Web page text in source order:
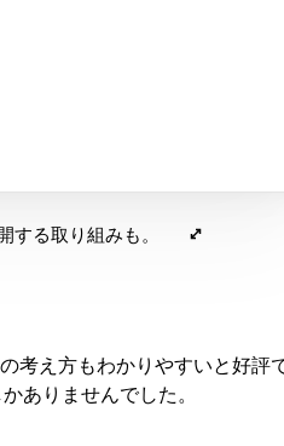
る取り組みも。
考え方もわかりやすいと好評
ありませんでした。